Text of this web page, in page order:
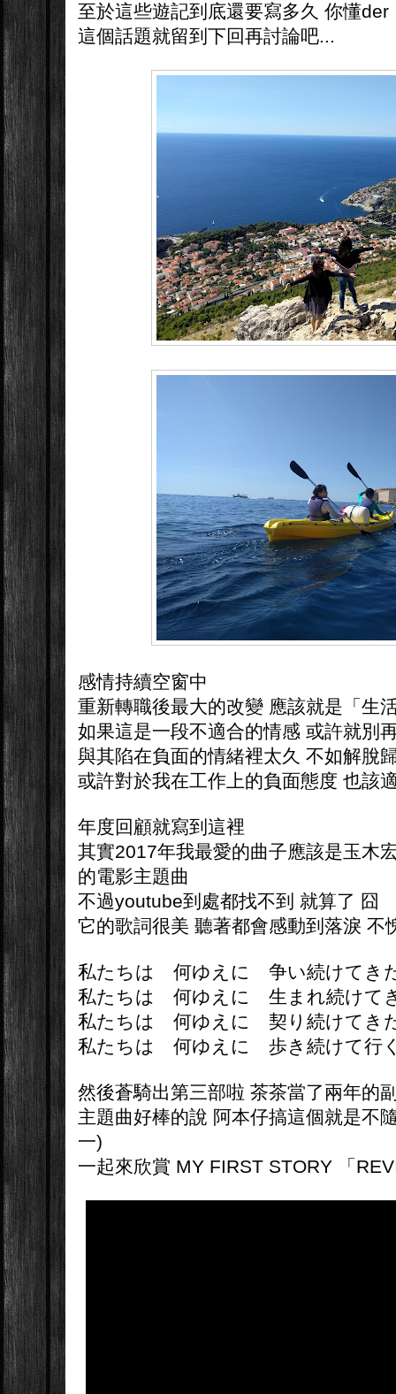
至於這些遊記到底還要寫多久 你懂der
這個話題就留到下回再討論吧...
感情持續空窗中
重新轉職後最大的改變 應該就是「生
如果這是一段不適合的情感 或許就別
與其陷在負面的情緒裡太久 不如解脫
或許對於我在工作上的負面態度 也該
年度回顧就寫到這裡
其實2017年我最愛的曲子應該是玉木
的電影主題曲
不過youtube到處都找不到 就算了 囧
它的歌詞很美 聽著都會感動到落淚 不
私たちは 何ゆえに 争い続けて
私たちは 何ゆえに 生まれ続けて
私たちは 何ゆえに 契り続けて
私たちは 何ゆえに 歩き続けて行
然後蒼騎出第三部啦 茶茶當了兩年的
主題曲好棒的說 阿本仔搞這個就是不
一)
一起來欣賞 MY FIRST STORY 「